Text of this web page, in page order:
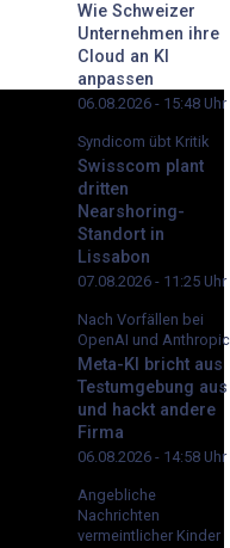
Wie Schweizer
Unternehmen ihre
Cloud an KI
anpassen
06.08.2026 - 15:48 Uhr
Syndicom übt Kritik
Swisscom plant
dritten
Nearshoring-
Standort in
Lissabon
07.08.2026 - 11:25 Uhr
Nach Vorfällen bei
OpenAI und Anthropic
Meta-KI bricht aus
Testumgebung aus
und hackt andere
Firma
06.08.2026 - 14:58 Uhr
Angebliche
Nachrichten
vermeintlicher Kinder